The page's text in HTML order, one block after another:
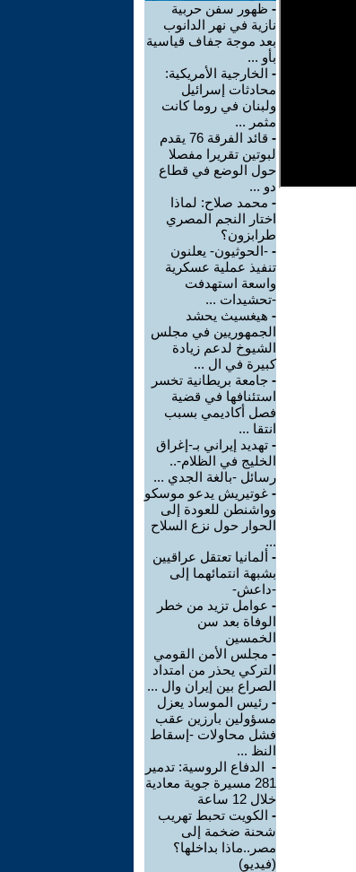
- ظهور سفن حربية
نازية في نهر الدانوب
بعد موجة جفاف قياسية
بأو ...
- الخارجية الأمريكية:
محادثات إسرائيل
ولبنان في روما كانت
مثمر ...
-
قائد الفرقة 76 يقدم
لبوتين تقريرا مفصلا
حول الوضع في قطاع
دو ...
- محمد صلاح: لماذا
اختار النجم المصري
طرابزون؟
- -الحوثيون- يعلنون
تنفيذ عملية عسكرية
واسعة استهدفت
-تحشيدات ...
- هيغسيث يحشد
الجمهوريين في مجلس
الشيوخ لدعم زيادة
كبيرة في ال ...
- جامعة بريطانية تخسر
استئنافها في قضية
فصل أكاديمي بسبب
انتقا ...
- تهديد إيراني بـ-إغراق
الخليج في الظلام-..
رسائل -بالغة الجدي ...
- غوتيريش يدعو موسكو
وواشنطن للعودة إلى
الحوار حول نزع السلاح
...
- ألمانيا تعتقل عراقيين
بشبهة انتمائهما إلى
-داعش-
- عوامل تزيد من خطر
الوفاة بعد سن
الخمسين
- مجلس الأمن القومي
التركي يحذر من امتداد
الصراع بين إيران وال ...
- رئيس الموساد يعزل
مسؤولين بارزين عقب
فشل محاولات -إسقاط
النظ ...
- الدفاع الروسية: تدمير
281 مسيرة جوية معادية
خلال 12 ساعة
- الكويت تحبط تهريب
شحنة ضخمة إلى
مصر..ماذا بداخلها؟
(فيديو)